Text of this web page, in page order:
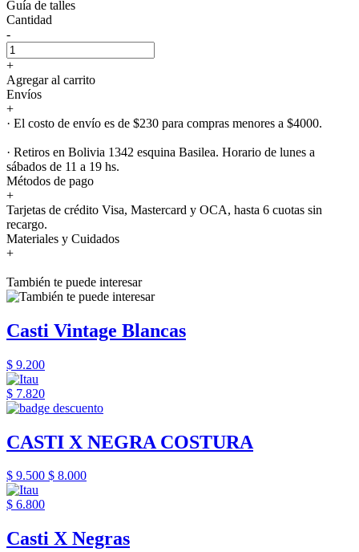
Guía de talles
Cantidad
-
+
Agregar al carrito
Envíos
+
· El costo de envío es de $230 para compras menores a $4000.
· Retiros en Bolivia 1342 esquina Basilea. Horario de lunes a
sábados de 11 a 19 hs.
Métodos de pago
+
Tarjetas de crédito Visa, Mastercard y OCA, hasta 6 cuotas sin
recargo.
Materiales y Cuidados
+
También te puede interesar
Casti Vintage Blancas
$ 9.200
$ 7.820
CASTI X NEGRA COSTURA
$ 9.500 $ 8.000
$ 6.800
Casti X Negras